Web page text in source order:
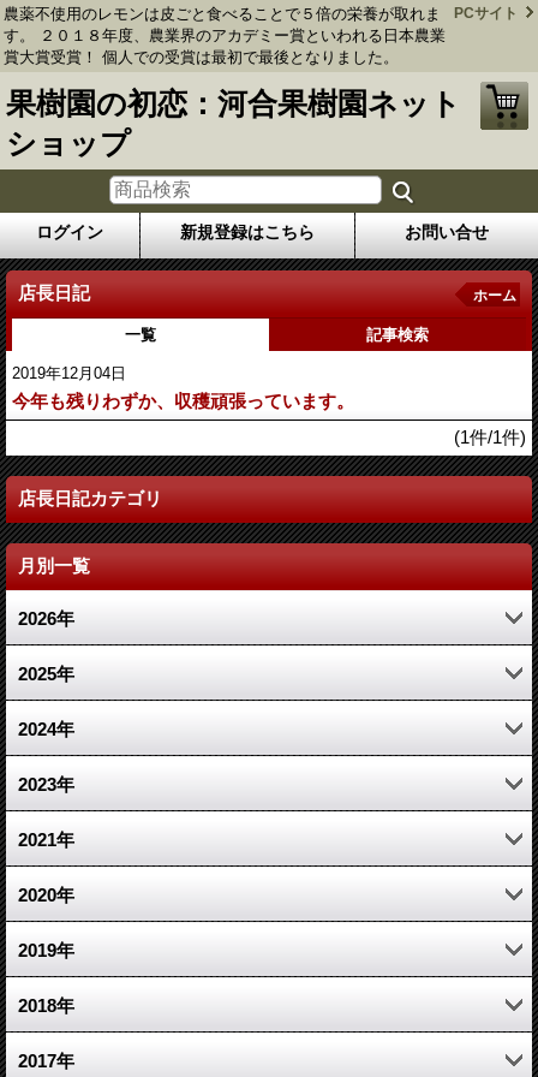
農薬不使用のレモンは皮ごと食べることで５倍の栄養が取れま
す。 ２０１８年度、農業界のアカデミー賞といわれる日本農業
賞大賞受賞！ 個人での受賞は最初で最後となりました。
PCサイト
果樹園の初恋：河合果樹園ネット
ショップ
ログイン 新規登録はこちら お問い合せ
店長日記 ホーム
一覧 記事検索
2019年12月04日
今年も残りわずか、収穫頑張っています。
(1件/1件)
店長日記カテゴリ
月別一覧
2026年
4月 (1)
2月 (1)
1月 (1)
2025年
11月 (1)
3月 (1)
1月 (1)
2024年
10月 (1)
7月 (1)
3月 (2)
1月 (1)
2023年
12月 (2)
2021年
10月 (1)
6月 (1)
2月 (2)
2020年
10月 (1)
3月 (1)
2月 (1)
2019年
12月 (1)
4月 (1)
2018年
5月 (1)
2017年